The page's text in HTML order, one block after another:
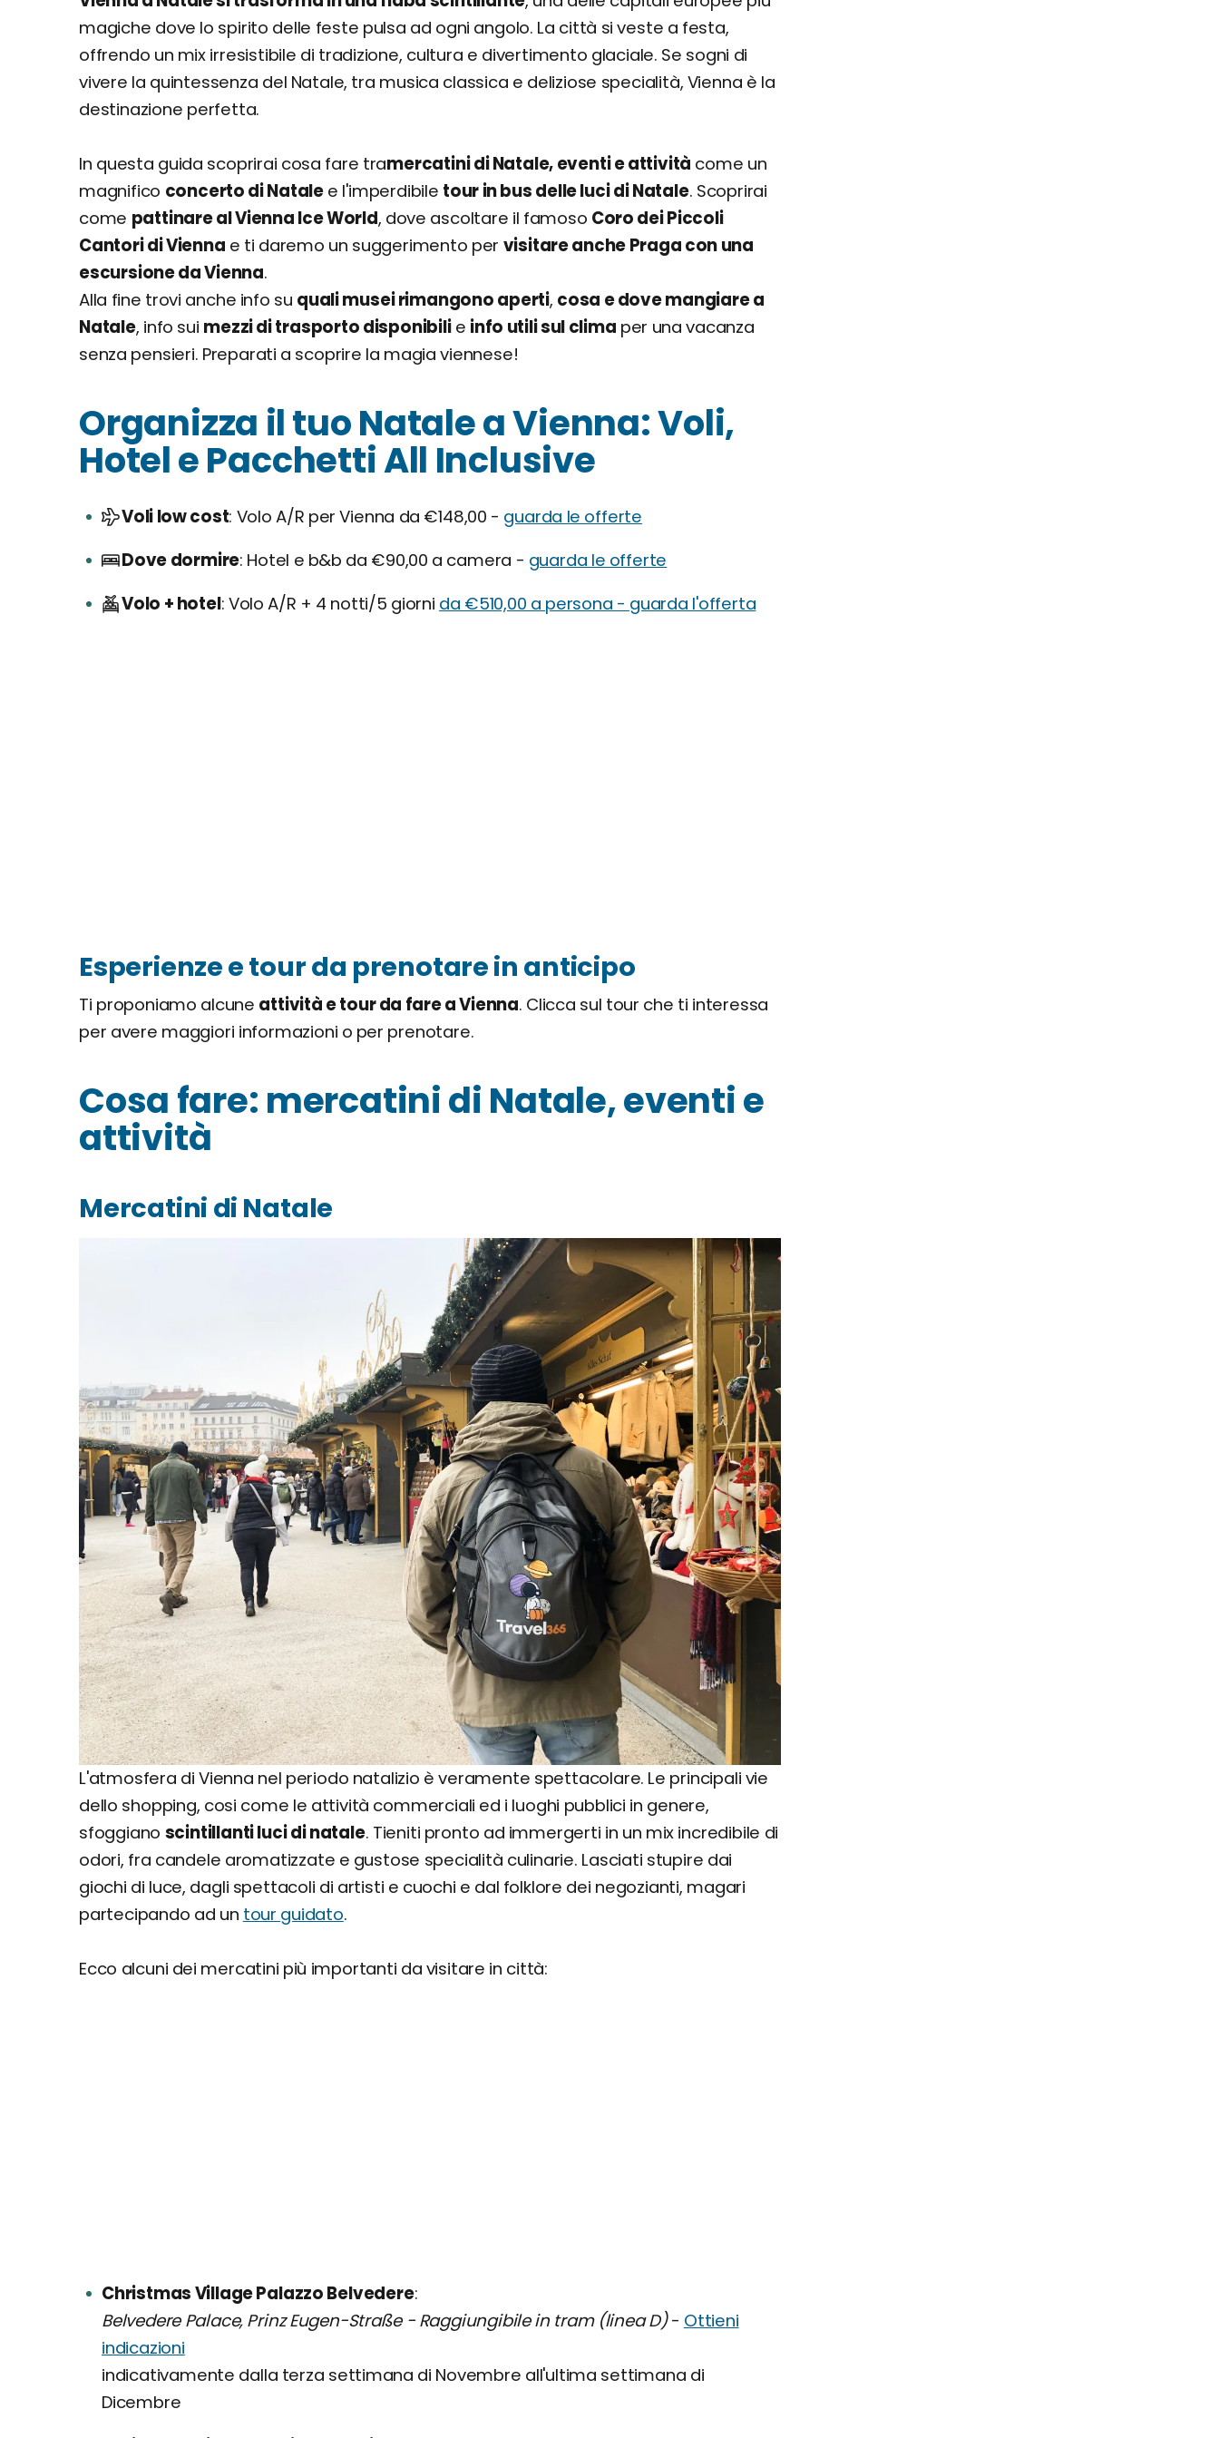
magiche dove lo spirito delle feste pulsa ad ogni angolo. La città si veste a festa,
offrendo un mix irresistibile di tradizione, cultura e divertimento glaciale. Se sogni di
vivere la quintessenza del Natale, tra musica classica e deliziose specialità, Vienna è la
destinazione perfetta.
In questa guida scoprirai cosa fare tramercatini di Natale, eventi e attività come un
magnifico concerto di Natalee l'imperdibile tour in bus delle luci di Natale. Scoprirai
come pattinare al Vienna Ice World, dove ascoltare il famoso Coro dei Piccoli
Cantori di Vienna e ti daremo un suggerimento per visitare anche Praga con una
escursione da Vienna.
Alla fine trovi anche info su quali musei rimangono aperti, cosa e dove mangiare a
Natale, info sui mezzi di trasporto disponibilie info utili sul clima per una vacanza
senza pensieri. Preparati a scoprire la magia viennese!
Organizza il tuo Natale a Vienna: Voli,
Hotel e Pacchetti All Inclusive
Voli low cost Volo A/R per Vienna da €148,00 - guarda le offerte
Dove dormire Hotel e b&b da €90,00 a camera - guarda le offerte
Volo + hotel Volo A/R + 4 notti/5 giorni da €510,00 a persona - guarda l'offerta
Esperienze e tour da prenotare in anticipo
Ti proponiamo alcune attività e tour da fare a Vienna. Clicca sul tour che ti interessa
per avere maggiori informazioni o per prenotare.
Cosa fare: mercatini di Natale, eventi e
attività
Mercatini di Natale
L'atmosfera di Vienna nel periodo natalizio è veramente spettacolare. Le principali vie
dello shopping, cosi come le attività commerciali ed i luoghi pubblici in genere,
sfoggiano scintillanti luci di natale. Tieniti pronto ad immergerti in un mix incredibile di
odori, fra candele aromatizzate e gustose specialità culinarie. Lasciati stupire dai
giochi di luce, dagli spettacoli di artisti e cuochi e dal folklore dei negozianti, magari
partecipando ad un tour guidato.
Ecco alcuni dei mercatini più importanti da visitare in città:
Christmas Village Palazzo Belvedere
Belvedere Palace, Prinz Eugen-Straße - Raggiungibile in tram (linea D)- Ottieni
indicazioni
indicativamente dalla terza settimana di Novembre all'ultima settimana di
Dicembre